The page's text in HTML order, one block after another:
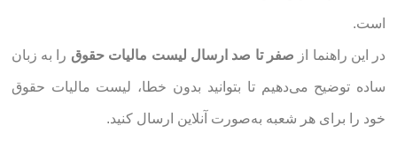
است.
در این راهنما از صفر تا صد ارسال لیست مالیات حقوق را به زبان
ساده توضیح می‌دهیم تا بتوانید بدون خطا، لیست مالیات حقوق
خود را برای هر شعبه به‌صورت آنلاین ارسال کنید.